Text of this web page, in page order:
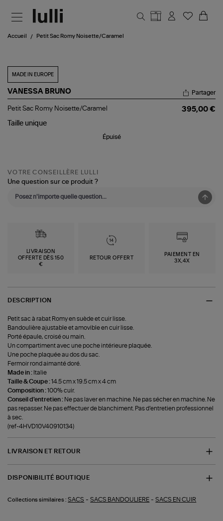
Accueil Petit Sac Romy Noisette/Caramel
MADE IN EUROPE
VANESSA BRUNO
Petit
Romy
Partager
Petit Sac Romy Noisette/Caramel
395,00 €
Taille unique
Épuisé
VOTRE CONSEILLÈRE LULLI
Une question sur ce produit ?
LIVRAISON
OFFERTE DÈS 150
€
RETOUR OFFERT
PAIEMENT EN
3X,4X
DESCRIPTION
Petit sac à rabat Romy en suède et cuir lisse.
Bandoulière ajustable et amovible en cuir lisse.
Porté épaule, croisé ou main.
Un compartiment avec une poche intérieure plaquée.
Une poche plaquée au dos du sac.
Fermoir rond aimanté doré.
Made in : Italie
Taille & Coupe :14.5 cm x 19.5 cm x 4 cm
Composition :100% cuir.
Conseil d'entretien : Ne pas laver en machine. Ne pas sécher en machine. Ne
pas repasser. Ne pas effectuer de blanchiment. Pas d’entretien professionnel
à sec.
(ref-4HVD10V40910134)
LIVRAISON ET RETOUR
DISPONIBILITÉ BOUTIQUE
Collections similaires : SACS -SACS BANDOULIERE -SACS EN CUIR